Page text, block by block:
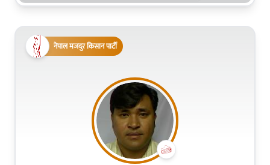
नेपाल मजदुर किसान पार्टी